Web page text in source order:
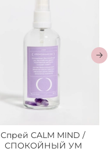
Спрей CALM MIND /
СПОКОЙНЫЙ УМ